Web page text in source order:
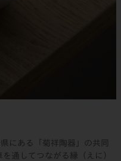
にある「菊祥陶器」の共同
通してつながる縁（えに）